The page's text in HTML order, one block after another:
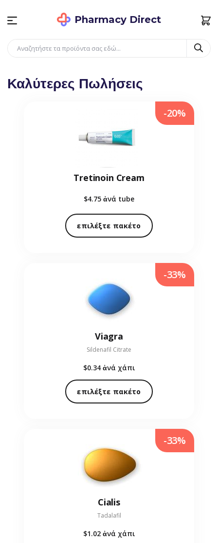
Pharmacy Direct
Καλύτερες Πωλήσεις
Tretinoin Cream
$4.75 ἀνά tube
επιλέξτε πακέτο
-20%
Viagra
Sildenafil Citrate
$0.34 ἀνά χάπι
επιλέξτε πακέτο
-33%
Cialis
Tadalafil
$1.02 ἀνά χάπι
-33%